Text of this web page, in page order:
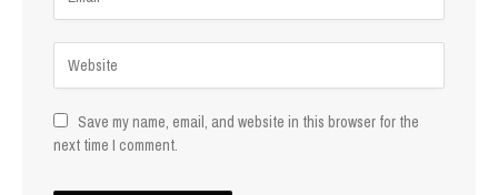
Save my name, email, and website in this browser for the
next time I comment.